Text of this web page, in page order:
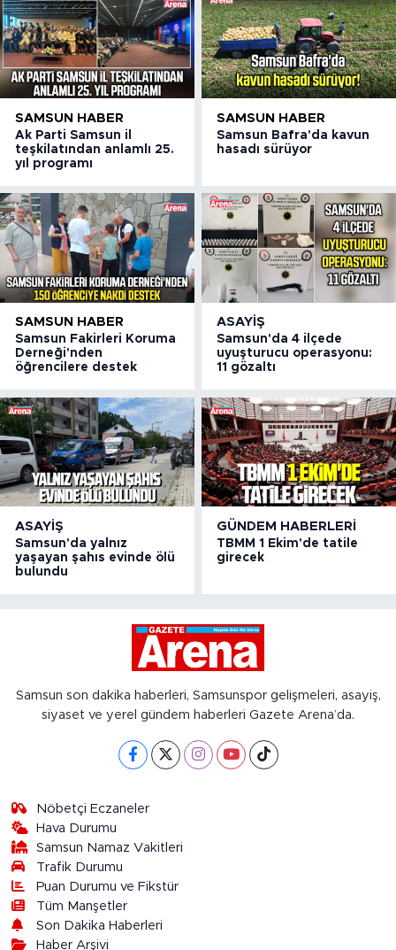
SAMSUN HABER
Ak Parti Samsun il
teşkilatından anlamlı 25.
yıl programı
SAMSUN HABER
Samsun Bafra'da kavun
hasadı sürüyor
SAMSUN HABER
Samsun Fakirleri Koruma
Derneği'nden
öğrencilere destek
ASAYIŞ
Samsun'da 4 ilçede
uyuşturucu operasyonu:
11 gözaltı
ASAYIŞ
Samsun'da yalnız
yaşayan şahıs evinde ölü
bulundu
GÜNDEM HABERLERI
TBMM 1 Ekim'de tatile
girecek
Samsun son dakika haberleri, Samsunspor gelişmeleri, asayiş,
siyaset ve yerel gündem haberleri Gazete Arena’da.
Nöbetçi Eczaneler
Hava Durumu
Samsun Namaz Vakitleri
Trafik Durumu
Puan Durumu ve Fikstür
Tüm Manşetler
Son Dakika Haberleri
Haber Arşivi